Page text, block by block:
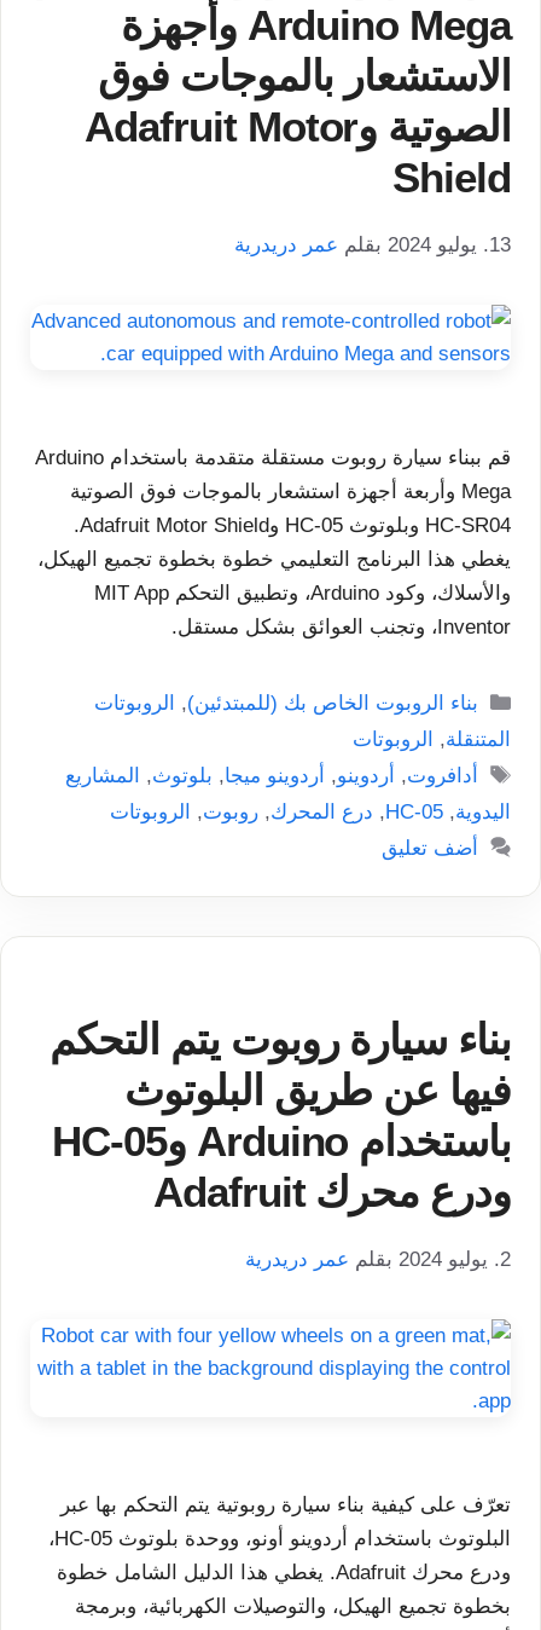
Arduino Mega وأجهزة
الاستشعار بالموجات فوق
الصوتية وAdafruit Motor
Shield
13. يوليو 2024 بقلم عمر دريدرية
قم ببناء سيارة روبوت مستقلة متقدمة باستخدام Arduino
Mega وأربعة أجهزة استشعار بالموجات فوق الصوتية
HC-SR04 وبلوتوث HC-05 وAdafruit Motor Shield.
يغطي هذا البرنامج التعليمي خطوة بخطوة تجميع الهيكل،
والأسلاك، وكود Arduino، وتطبيق التحكم MIT App
Inventor، وتجنب العوائق بشكل مستقل.
التصنيفات
بناء الروبوت الخاص بك (للمبتدئين),
الروبوتات
المتنقلة,
الروبوتات
الوسوم
أدافروت, أردوينو, أردوينو ميجا, بلوتوث,
المشاريع
اليدوية,
HC-05
, درع المحرك, روبوت,
الروبوتات
أضف تعليق
بناء سيارة روبوت يتم التحكم
فيها عن طريق البلوتوث
باستخدام Arduino وHC-05
ودرع محرك Adafruit
2. يوليو 2024 بقلم عمر دريدرية
تعرّف على كيفية بناء سيارة روبوتية يتم التحكم بها عبر
البلوتوث باستخدام أردوينو أونو، ووحدة بلوتوث HC-05،
ودرع محرك Adafruit. يغطي هذا الدليل الشامل خطوة
بخطوة تجميع الهيكل، والتوصيلات الكهربائية، وبرمجة